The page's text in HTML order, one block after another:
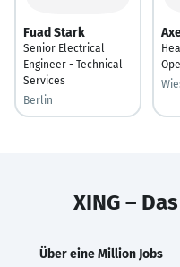
Fuad Stark
Senior Electrical
Engineer - Technical
Services
Berlin
XING –
Über eine Million Jobs